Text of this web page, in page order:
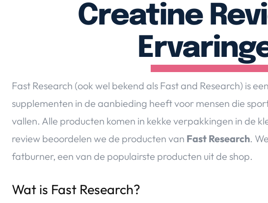
Creatine
Fast Research (ook wel bekend als Fast and Research) is
supplementen in de aanbieding heeft voor mensen die
vallen. Alle producten komen in kekke verpakkingen in de
review beoordelen we de producten van Fast Research.
fatburner, een van de populairste producten uit de shop.
Wat is Fast Research?